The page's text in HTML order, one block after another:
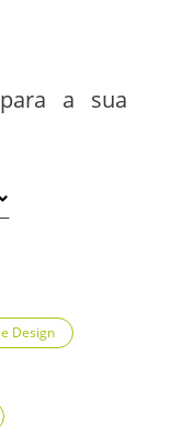
a sua
Design